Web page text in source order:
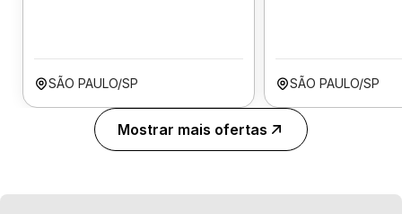
SÃO PAULO/SP SÃO PAULO/SP
Mostrar mais ofertas